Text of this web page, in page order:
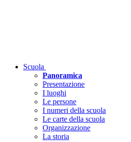
Scuola
Panoramica
Presentazione
I luoghi
Le persone
I numeri della scuola
Le carte della scuola
Organizzazione
La storia